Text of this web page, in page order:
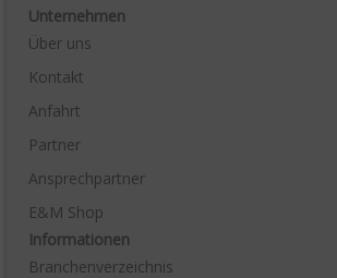
Unternehmen
Über uns
Kontakt
Anfahrt
Partner
Ansprechpartner
E&M Shop
Informationen
Branchenverzeichnis